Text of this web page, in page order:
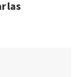
las